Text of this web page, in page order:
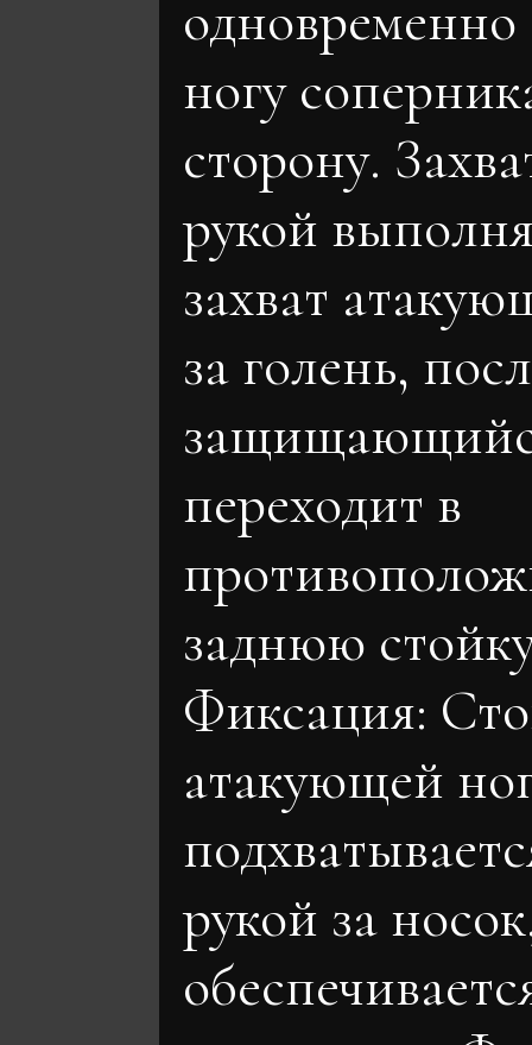
одновременно
ногу
сторону.
рукой
захват
за голень,
переходит в
заднюю
Фиксация:
атакующей
рукой за